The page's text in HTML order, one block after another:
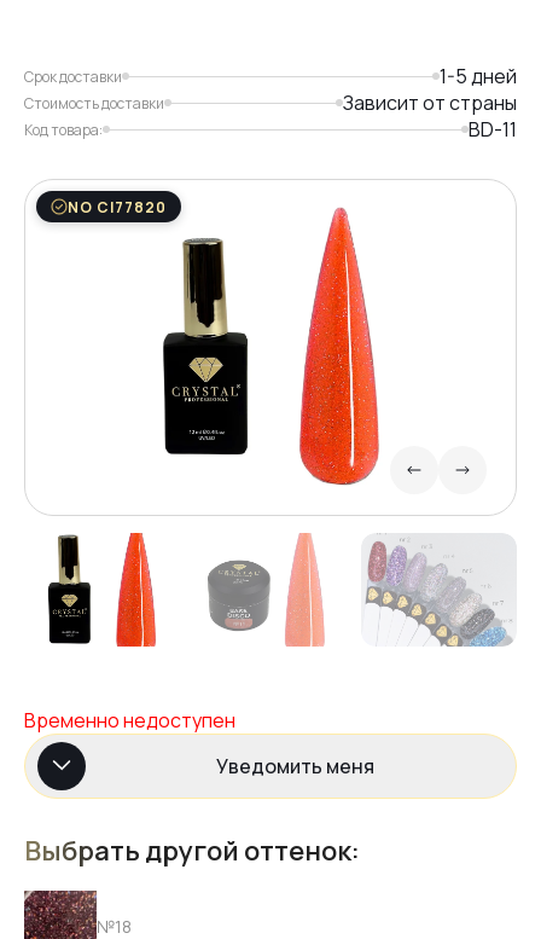
Срок доставки 1-5 дней
Стоимость доставки Зависит от страны
Код товара: BD-11
Временно недоступен
Уведомить меня
Выбрать другой оттенок:
№18
NO CI77820